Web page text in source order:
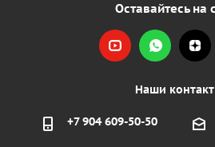
Оставайтесь на
Наши
+7 904 609-50-50